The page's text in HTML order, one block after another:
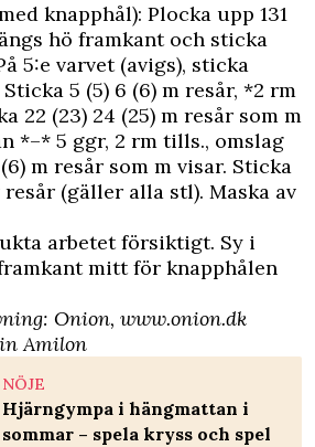
knapphål): Plocka upp 131
hö framkant och sticka
5:e varvet (avigs), sticka
5 (5) 6 (6) m resår, *2 rm
22 (23) 24 (25) m resår som m
*–* 5 ggr, 2 rm tills., omslag
m resår som m visar. Sticka
(gäller alla stl). Maska av
arbetet försiktigt. Sy i
mitt för knapphålen
Onion, www.onion.dk
Amilon
NÖJE
Hjärngympa i hängmattan i
sommar – spela kryss och spel